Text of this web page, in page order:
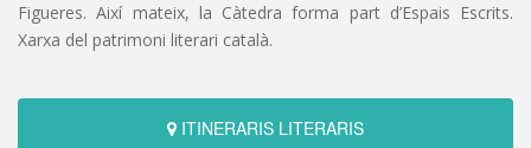
Figueres. Així mateix, la Càtedra forma part d’Espais Escrits.
Xarxa del patrimoni literari català.
ITINERARIS LITERARIS